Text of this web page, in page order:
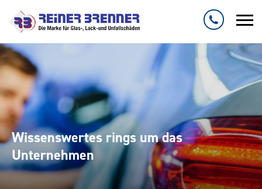
Wissenswertes rings um das
Unternehmen